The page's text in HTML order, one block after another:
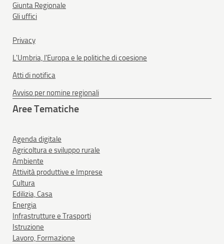
Giunta Regionale
Gli uffici
Privacy
L'Umbria, l'Europa e le politiche di coesione
Atti di notifica
Avviso per nomine regionali
Aree Tematiche
Agenda digitale
Agricoltura e sviluppo rurale
Ambiente
Attività produttive e Imprese
Cultura
Edilizia, Casa
Energia
Infrastrutture e Trasporti
Istruzione
Lavoro, Formazione